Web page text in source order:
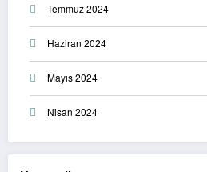
Temmuz 2024
Haziran 2024
Mayıs 2024
Nisan 2024